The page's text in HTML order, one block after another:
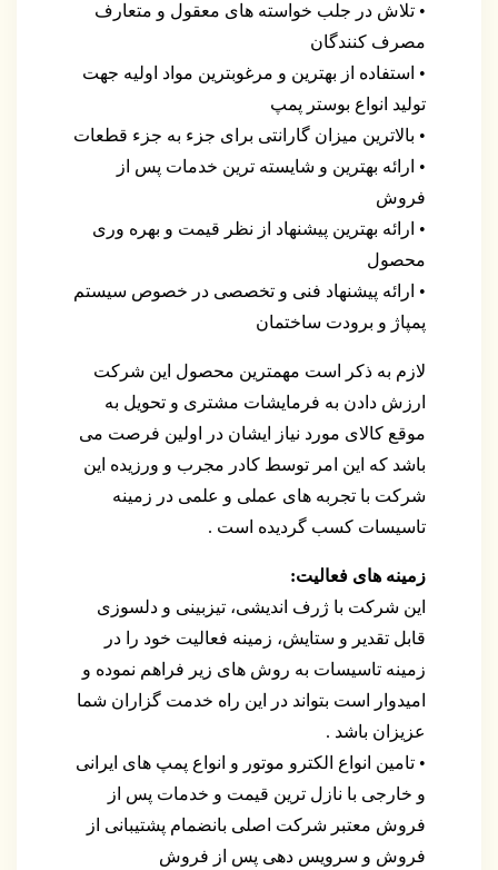
• تلاش در جلب خواسته های معقول و متعارف
مصرف کنندگان
• استفاده از بهترین و مرغوبترین مواد اولیه جهت
تولید انواع بوستر پمپ
• بالاترین میزان گارانتی برای جزء به جزء قطعات
• ارائه بهترین و شایسته ترین خدمات پس از
فروش
• ارائه بهترین پیشنهاد از نظر قیمت و بهره وری
محصول
• ارائه پیشنهاد فنی و تخصصی در خصوص سیستم
پمپاژ و برودت ساختمان
لازم به ذکر است مهمترین محصول این شرکت
ارزش دادن به فرمایشات مشتری و تحویل به
موقع کالای مورد نیاز ایشان در اولین فرصت می
باشد که این امر توسط کادر مجرب و ورزیده این
شرکت با تجربه های عملی و علمی در زمینه
تاسیسات کسب گردیده است .
زمینه های فعالیت:
این شرکت با ژرف اندیشی، تیزبینی و دلسوزی
قابل تقدیر و ستایش، زمینه فعالیت خود را در
زمینه تاسیسات به روش های زیر فراهم نموده و
امیدوار است بتواند در این راه خدمت گزاران شما
عزیزان باشد .
• تامین انواع الکترو موتور و انواع پمپ های ایرانی
و خارجی با نازل ترین قیمت و خدمات پس از
فروش معتبر شرکت اصلی بانضمام پشتیبانی از
فروش و سرویس دهی پس از فروش